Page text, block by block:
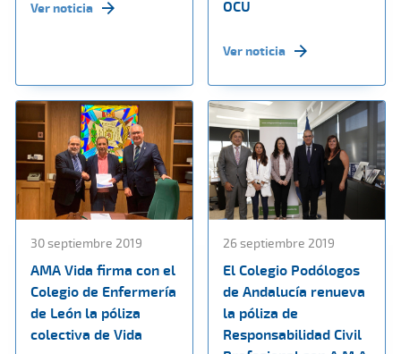
Ver noticia
OCU
Ver noticia
30 septiembre 2019
AMA Vida firma con el
Colegio de Enfermería
de León la póliza
colectiva de Vida
26 septiembre 2019
El Colegio Podólogos
de Andalucía renueva
la póliza de
Responsabilidad Civil